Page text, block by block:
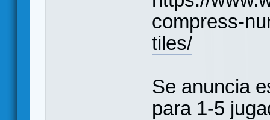
compress-
tiles/
Se anuncia
para 1-5